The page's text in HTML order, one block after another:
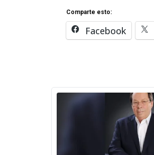
Comparte esto:
Facebook